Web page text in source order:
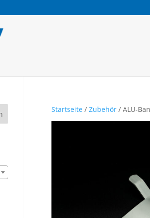
Startseite / Zubehör/ ALU-